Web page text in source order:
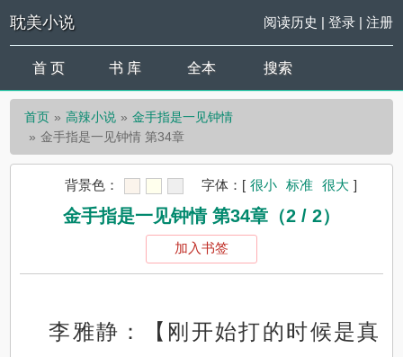
耽美小说 阅读历史 | 登录| 注册
首 页 书 库 全本 搜索
首页 高辣小说
金手指是一见钟情
金手指是一见钟情 第34章
背景色： 字体： [ 很小 标准 很大 ]
金手指是一见钟情 第34章（2 / 2）
加入书签
李雅静：【刚开始打的时候是真